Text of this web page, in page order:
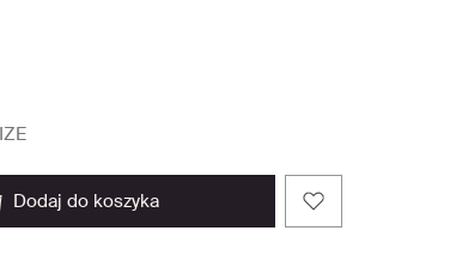
dodaj do koszyka